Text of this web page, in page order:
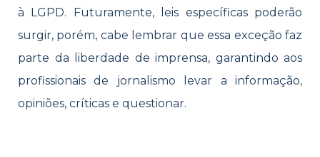
à LGPD. Futuramente, leis específicas poderão
surgir, porém, cabe lembrar que essa exceção faz
parte da liberdade de imprensa, garantindo aos
profissionais de jornalismo levar a informação,
opiniões, críticas e questionar.